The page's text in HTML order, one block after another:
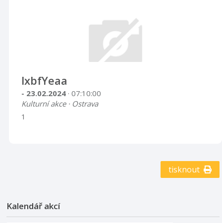
lxbfYeaa
- 23.02.2024 · 07:10:00
Kulturní akce · Ostrava
1
tisknout
Kalendář akcí